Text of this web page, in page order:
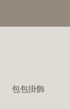
包包掛飾